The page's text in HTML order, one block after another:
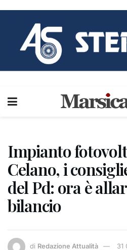
Impianto
Celano, i
del Pd: ora è
bilancio
di Redazione Attualità 31